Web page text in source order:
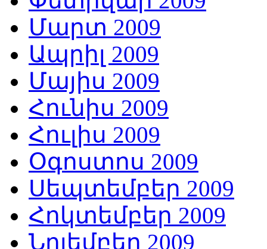
Մարտ 2009
Ապրիլ 2009
Մայիս 2009
Հունիս 2009
Հուլիս 2009
Օգոստոս 2009
Սեպտեմբեր 2009
Հոկտեմբեր 2009
Նոյեմբեր 2009